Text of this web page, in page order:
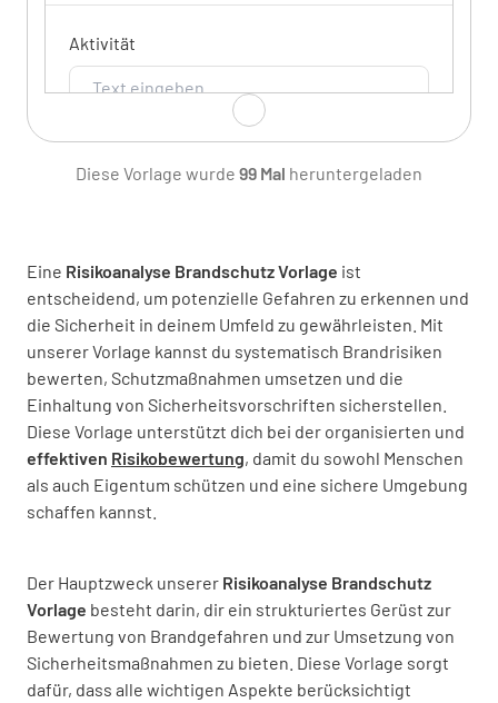
Eine Risikoanalyse Brandschutz Vorlage ist
entscheidend, um potenzielle Gefahren zu erkennen und
die Sicherheit in deinem Umfeld zu gewährleisten. Mit
unserer Vorlage kannst du systematisch Brandrisiken
bewerten, Schutzmaßnahmen umsetzen und die
Einhaltung von Sicherheitsvorschriften sicherstellen.
Diese Vorlage unterstützt dich bei der organisierten und
effektiven Risikobewertung, damit du sowohl Menschen
als auch Eigentum schützen und eine sichere Umgebung
schaffen kannst.
Der Hauptzweck unserer Risikoanalyse Brandschutz
Vorlage besteht darin, dir ein strukturiertes Gerüst zur
Bewertung von Brandgefahren und zur Umsetzung von
Sicherheitsmaßnahmen zu bieten. Diese Vorlage sorgt
dafür, dass alle wichtigen Aspekte berücksichtigt
Aktivität
Besondere Polizisten
Polizeistab
Andere
Diese Vorlage wurde 99 Mal heruntergeladen